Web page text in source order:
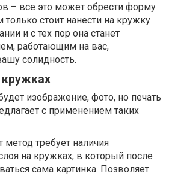
– все это может обрести форму
только стоит нанести на кружку
и с тех пор она станет
работающим на вас,
солидность.
изображение, фото, но печать
с применением таких
метод требует наличия
на кружках, в который после
сама картинка. Позволяет